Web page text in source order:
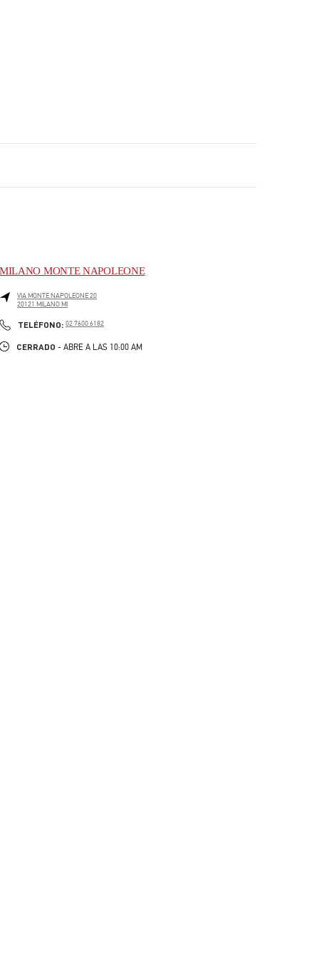
MILANO MONTE NAPOLEONE
VIA MONTE NAPOLEONE 20
20121 MILANOMI
TELÉFONO: PHONE
02 7600 6182
CERRADO - ABRE A LAS 10:00 AM